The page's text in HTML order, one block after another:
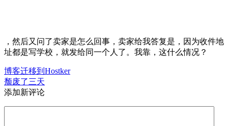
，然后又问了卖家是怎么回事，卖家给我答复是，因为收件地
址都是写学校，就发给同一个人了。我靠，这什么情况？
博客迁移到Hostker
颓废了三天
添加新评论